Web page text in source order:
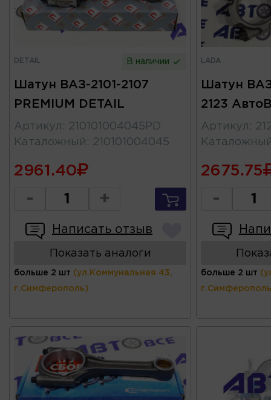
DETAIL В наличии
Шатун ВАЗ-2101-2107
PREMIUM DETAIL
Артикул : 210101004045PD
Каталожный : 210101004045
2961.40
- +
Написать отзыв
Показать аналоги
больше 2 шт (ул.Коммунальная 43,
г.Симферополь)
LADA
Шатун
2123
Артикул :
2675.75
-
больше 2 шт